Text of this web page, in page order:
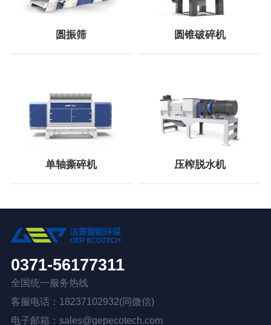
圆振筛 圆锥破碎机
单轴撕碎机 压榨脱水机
0371-56177311
全国统一服务热线
客服电话：18237102932(同微信)
电子邮箱：sales@gepecotech.com